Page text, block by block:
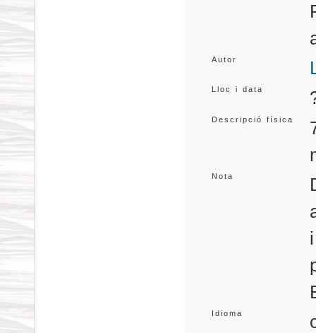
Autor
Lloc i data
Descripció física
Nota
Idioma